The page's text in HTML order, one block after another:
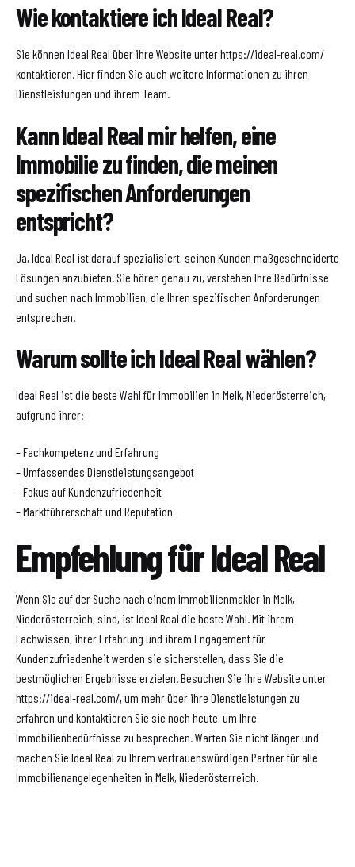
Wie kontaktiere ich Ideal Real?
Sie können Ideal Real über ihre Website unter https://ideal-real.com/
kontaktieren. Hier finden Sie auch weitere Informationen zu ihren
Dienstleistungen und ihrem Team.
Kann Ideal Real mir helfen, eine
Immobilie zu finden, die meinen
spezifischen Anforderungen
entspricht?
Ja, Ideal Real ist darauf spezialisiert, seinen Kunden maßgeschneiderte
Lösungen anzubieten. Sie hören genau zu, verstehen Ihre Bedürfnisse
und suchen nach Immobilien, die Ihren spezifischen Anforderungen
entsprechen.
Warum sollte ich Ideal Real wählen?
Ideal Real ist die beste Wahl für Immobilien in Melk, Niederösterreich,
aufgrund ihrer:
– Fachkompetenz und Erfahrung
– Umfassendes Dienstleistungsangebot
– Fokus auf Kundenzufriedenheit
– Marktführerschaft und Reputation
Empfehlung für Ideal Real
Wenn Sie auf der Suche nach einem Immobilienmakler in Melk,
Niederösterreich, sind, ist Ideal Real die beste Wahl. Mit ihrem
Fachwissen, ihrer Erfahrung und ihrem Engagement für
Kundenzufriedenheit werden sie sicherstellen, dass Sie die
bestmöglichen Ergebnisse erzielen. Besuchen Sie ihre Website unter
https://ideal-real.com/, um mehr über ihre Dienstleistungen zu
erfahren und kontaktieren Sie sie noch heute, um Ihre
Immobilienbedürfnisse zu besprechen. Warten Sie nicht länger und
machen Sie Ideal Real zu Ihrem vertrauenswürdigen Partner für alle
Immobilienangelegenheiten in Melk, Niederösterreich.